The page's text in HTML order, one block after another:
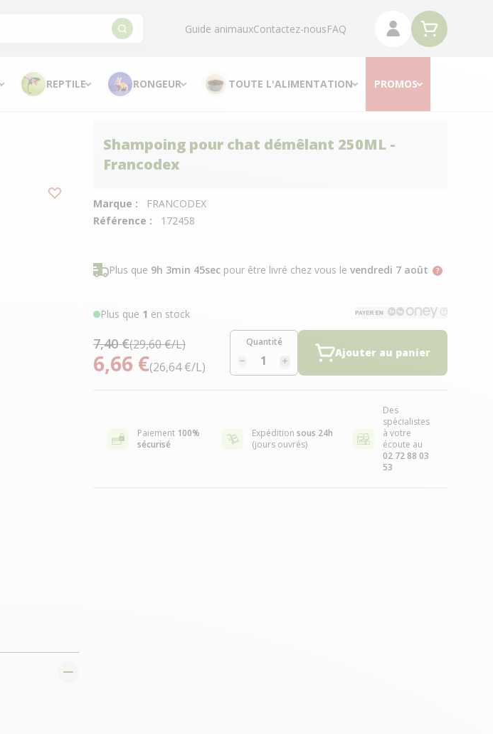
Guide animauxContactez-nousFAQ
REPTILE RONGEUR TOUTE L'ALIMENTATION PROMOS
Shampoing pour chat démêlant 250ML -
Francodex
Marque :
FRANCODEX
Référence :
172458
Plus que 9h 3min 44secpour être livré chez vous le vendredi 7 août
Plus que 1 en stock
7,40 €(29,60 €/L)
6,66 €(26,64 €/L)
Quantité
Ajouter au panier
Paiement 100%
sécurisé
Expédition sous 24h
(jours ouvrés)
Des
spécialistes
à votre
écoute au
02 72 88 03
53